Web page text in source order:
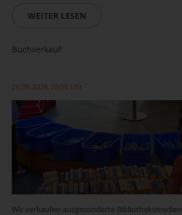
WEITER LESEN
Buchverkauf
26.09.2026 10:00 Uhr
Wir verkaufen ausgesonderte Bibliotheksmedien